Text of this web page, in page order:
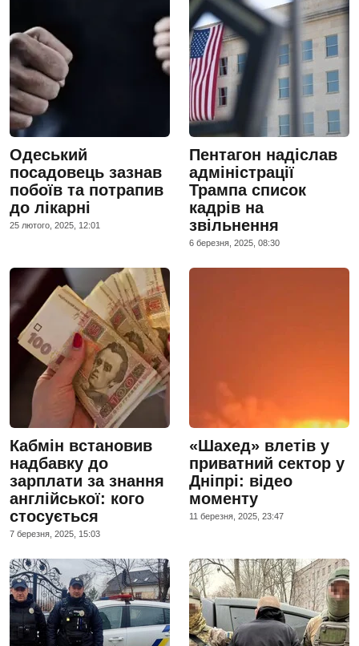
Одеський
посадовець зазнав
побоїв та потрапив
до лікарні
25 лютого, 2025, 12:01
Пентагон надіслав
адміністрації
Трампа список
кадрів на
звільнення
6 березня, 2025, 08:30
Кабмін встановив
надбавку до
зарплати за знання
англійської: кого
стосується
7 березня, 2025, 15:03
«Шахед» влетів у
приватний сектор у
Дніпрі: відео
моменту
11 березня, 2025, 23:47